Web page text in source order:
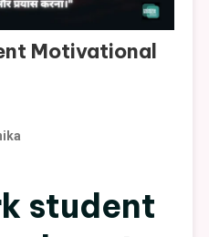
Motivational
student